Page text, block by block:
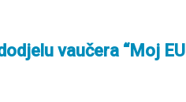
vaučera “Moj EU